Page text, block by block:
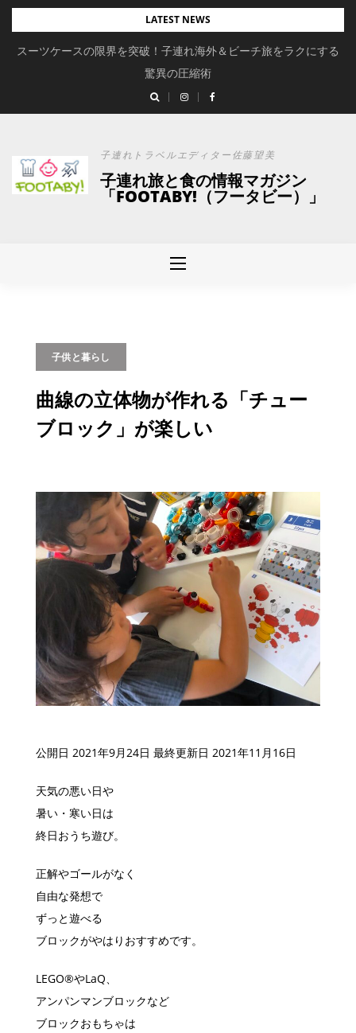
Skip
content
LATEST NEWS
スーツケースの限界を突破！子連れ海外＆ビーチ旅をラクにする
驚異の圧縮術
子連れトラベルエディター佐藤望美
子連れ旅と食の情報マガジン
「FOOTABY!（フータビー）」
子供と暮らし
曲線の立体物が作れる「チュー
ブロック」が楽しい
公開日 2021年9月24日 最終更新日 2021年11月16日
天気の悪い日や
暑い・寒い日は
終日おうち遊び。
正解やゴールがなく
自由な発想で
ずっと遊べる
ブロックがやはりおすすめです。
LEGO®︎やLaQ、
アンパンマンブロックなど
ブロックおもちゃは